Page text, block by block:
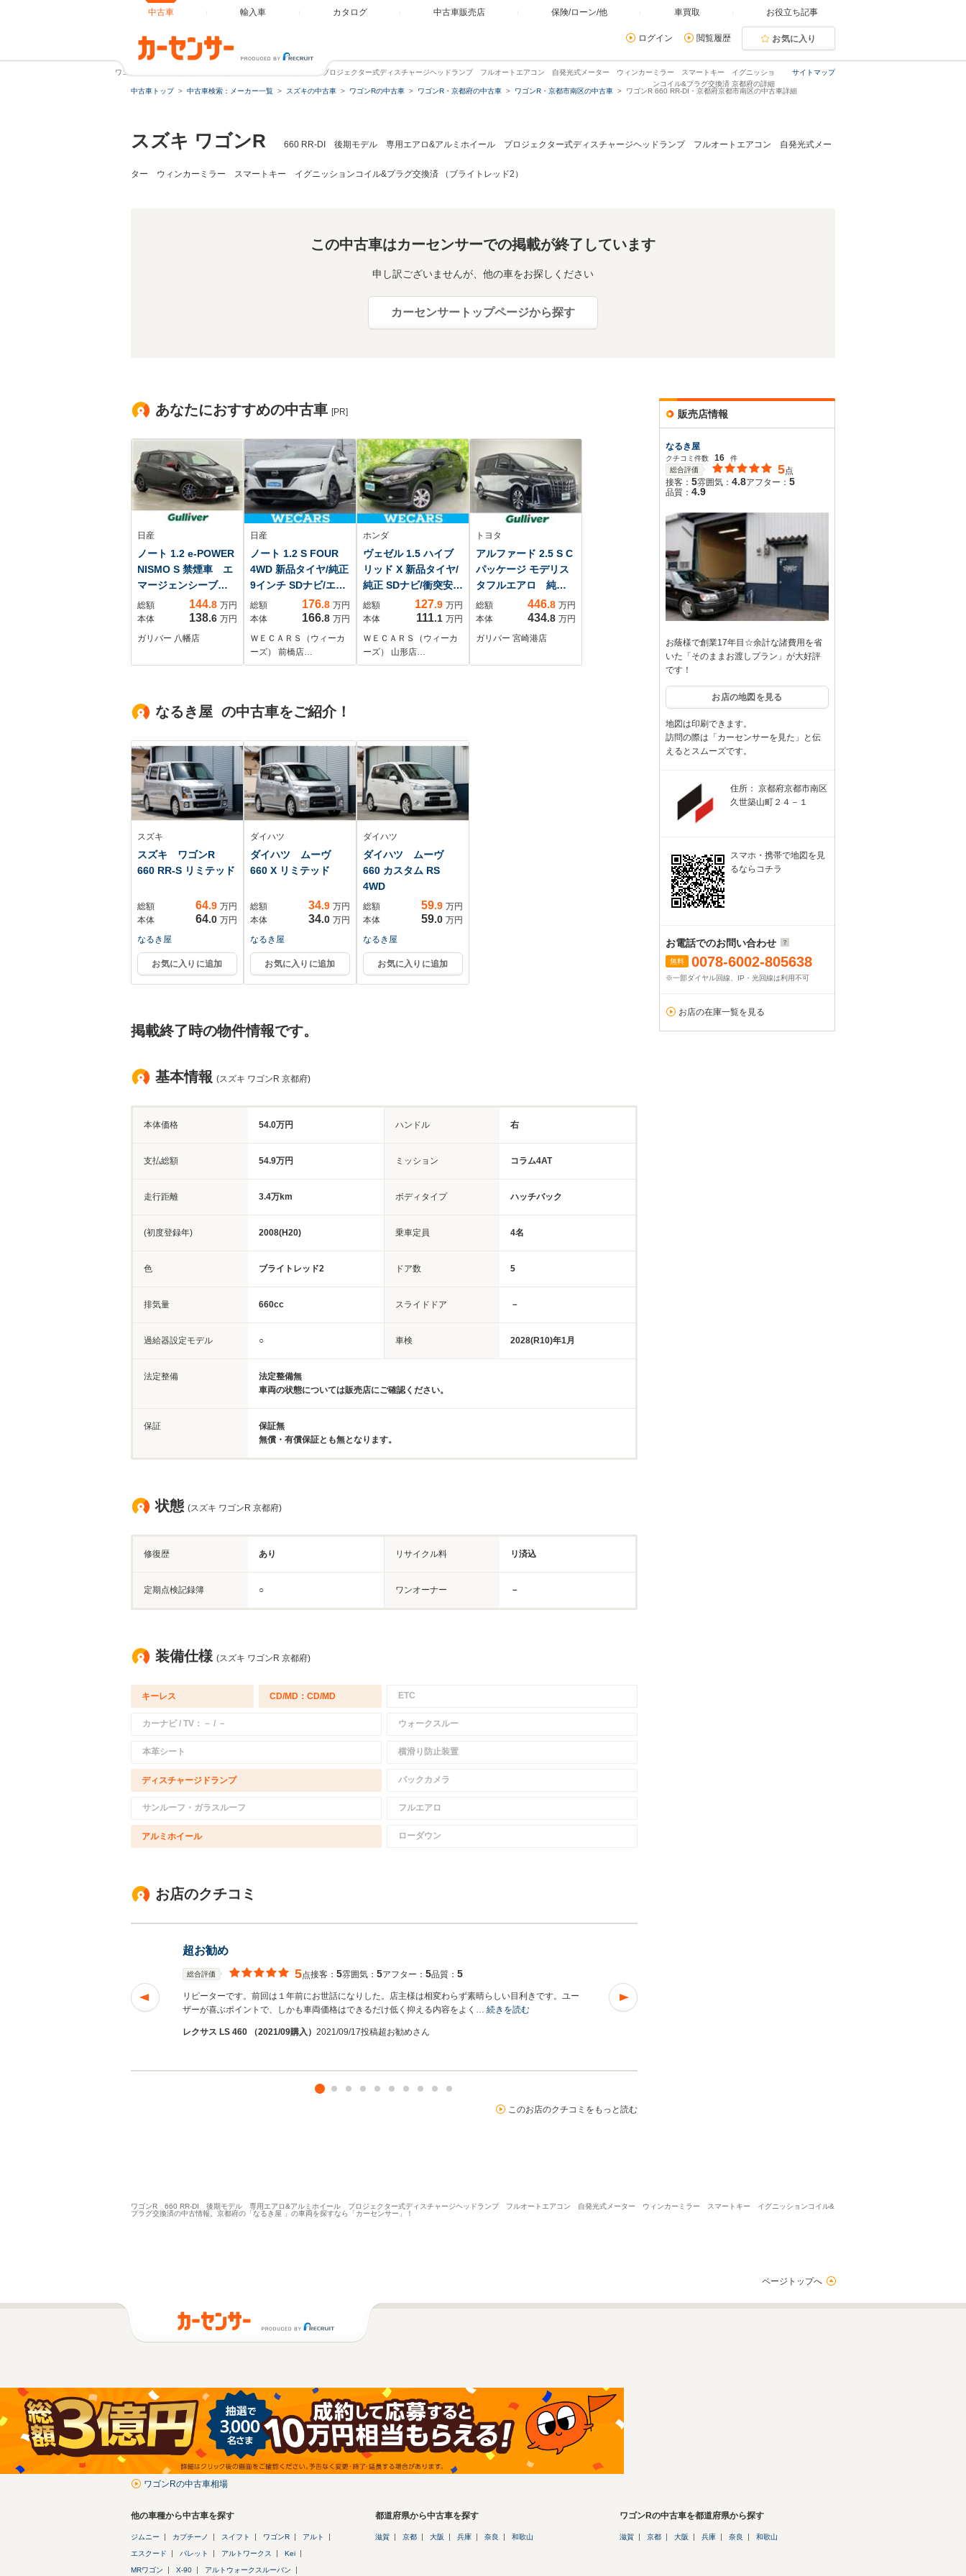
中古車 輸入車 カタログ 中古車販売店 保険/ローン/他 車買取 お役立ち記事
ログイン 閲覧履歴 お気に入り
サイトマップ
ワゴンR 660 RR-DI 後期モデル 専用エアロ&アルミホイール プロジェクター式ディスチャージヘッドランプ フルオートエアコン 自発光式メーター ウィンカーミラー スマートキー イグニッショ
ンコイル&プラグ交換済 京都府の詳細
中古車トップ
中古車検索：メーカー一覧 スズキの中古車 ワゴンRの中古車 ワゴンR・京都府の中古車 ワゴンR・京都市南区の中古車 ワゴンR 660 RR-DI・京都府京都市南区の中古車詳細
スズキ ワゴンR 660 RR-DI 後期モデル 専用エアロ&アルミホイール プロジェクター式ディスチャージヘッドランプ フルオートエアコン 自発光式メー
ター ウィンカーミラー スマートキー イグニッションコイル&プラグ交換済 （ブライトレッド2）
この中古車はカーセンサーでの掲載が終了しています
申し訳ございませんが、他の車をお探しください
カーセンサートップページから探す
あなたにおすすめの中古車 [PR]
日産
ノート 1.2 e-POWER
NISMO S 禁煙車 エ
マージェンシーブレ
ーキ 純正ナビTV
バックカメラ ドラ
イブレコーダー レ
アラート オートエ
オートライト イン
社外ETC
総額 144.8 万円
本体
138.6 万円
ガリバー 八幡店
日産
ノート 1.2 S FOUR
4WD 新品タイヤ/純正
9インチ SDナビ/エマ
ージェンシーブレー
キ/シートヒーター 前
席/車線逸脱防止支援
システム/ドライブレ
コーダー 純正/ヘッド
総額 176.8 万円
本体
166.8 万円
ＷＥＣＡＲＳ（ウィーカ
ーズ） 前橋店…
ホンダ
ヴェゼル 1.5 ハイブ
リッド X 新品タイヤ/
純正 SDナビ/衝突安全
装置/ヘッドランプ
HID/USBジャッ
ク/Bluetooth接
続/ETC/EBD付ABS/
横滑り防止装置/ホン
総額 127.9 万円
本体
111.1 万円
ＷＥＣＡＲＳ（ウィーカ
ーズ） 山形店…
トヨタ
アルファード 2.5 S C
パッケージ モデリス
タフルエアロ 純正9
型ナビ フルセグ
TV バックカメラ
フリップダウンモニ
ライドドア 衝撃軽
総額 446.8 万円
本体
434.8 万円
ガリバー 宮崎港店
なるき屋 の中古車をご紹介！
スズキ
スズキ ワゴンR
660 RR-S リミテッド
総額 64.9 万円
本体
64.0 万円
なるき屋
お気に入りに追加
ダイハツ
ダイハツ ムーヴ
660 X リミテッド
総額 34.9 万円
本体
34.0 万円
なるき屋
お気に入りに追加
ダイハツ
ダイハツ ムーヴ
660 カスタム RS
4WD
総額 59.9 万円
本体
59.0 万円
なるき屋
お気に入りに追加
掲載終了時の物件情報です。
基本情報 (スズキ ワゴンR 京都府)
本体価格 54.0万円 ハンドル 右
支払総額 54.9万円 ミッション コラム4AT
走行距離 3.4万km ボディタイプ ハッチバック
(初度登録年) 2008(H20) 乗車定員 4名
色 ブライトレッド2 ドア数 5
排気量 660cc スライドドア －
過給器設定モデル ○ 車検 2028(R10)年1月
法定整備
法定整備無
車両の状態については販売店にご確認ください。
保証
保証無
無償・有償保証とも無となります。
状態 (スズキ ワゴンR 京都府)
修復歴 あり リサイクル料 リ済込
定期点検記録簿 ○ ワンオーナー －
装備仕様 (スズキ ワゴンR 京都府)
キーレス CD/MD：CD/MD ETC
カーナビ / TV：－ / － ウォークスルー
本革シート 横滑り防止装置
ディスチャージドランプ バックカメラ
サンルーフ・ガラスルーフ フルエアロ
アルミホイール ローダウン
お店のクチコミ
超お勧め
総合評価 5点接客： 5雰囲気： 5アフター： 5品質： 5
リピーターです。前回は１年前にお世話になりした。店主様は相変わらず素晴らしい目利きです。ユー
ザーが喜ぶポイントで、しかも車両価格はできるだけ低く抑える内容をよく… 続きを読む
レクサス LS 460 （2021/09購入） 2021/09/17投稿超お勧めさん
このお店のクチコミをもっと読む
販売店情報
なるき屋
クチコミ件数 16
件
総合評価
5点
接客： 5雰囲気： 4.8アフター： 5
品質： 4.9
お蔭様で創業17年目☆余計な諸費用を省
いた「そのままお渡しプラン」が大好評
です！
お店の地図を見る
地図は印刷できます。
訪問の際は「カーセンサーを見た」と伝
えるとスムーズです。
住所： 京都府京都市南区
久世築山町２４－１
スマホ・携帯で地図を見
るならコチラ
お電話でのお問い合わせ
無料 0078-6002-805638
※一部ダイヤル回線、IP・光回線は利用不可
お店の在庫一覧を見る
ワゴンR 660 RR-DI 後期モデル 専用エアロ&アルミホイール プロジェクター式ディスチャージヘッドランプ フルオートエアコン 自発光式メーター ウィンカーミラー スマートキー イグニッションコイル&
プラグ交換済の中古情報。京都府の「なるき屋 」の車両を探すなら「カーセンサー」！
ページトップへ
ワゴンRの中古車相場
他の車種から中古車を探す
ジムニー カプチーノ スイフト ワゴンR アルト
エスクード パレット アルトワークス Kei
MRワゴン X-90 アルトウォークスルーバン
都道府県から中古車を探す
滋賀 京都 大阪 兵庫 奈良 和歌山
ワゴンRの中古車を都道府県から探す
滋賀 京都 大阪 兵庫 奈良 和歌山